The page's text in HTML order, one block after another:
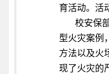
育活动。活
校安保
型火灾案例
方法以及火
现了火灾的